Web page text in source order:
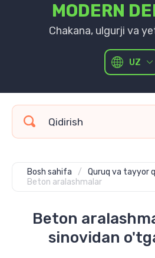
MODERN
Chakana, ulgurji va
UZ
Bosh sahifa / Quruq va tayyor
Beton aralashmalar
Beton
sinovidan